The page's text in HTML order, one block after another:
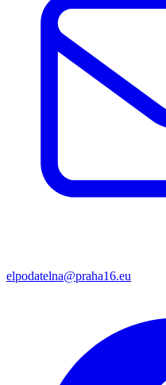
elpodatelna@praha16.eu